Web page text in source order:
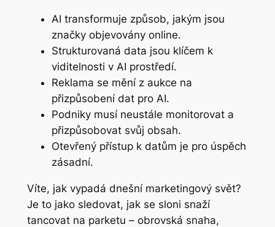
AI transformuje způsob, jakým jsou
značky objevovány online.
Strukturovaná data jsou klíčem k
viditelnosti v AI prostředí.
Reklama se mění z aukce na
přizpůsobení dat pro AI.
Podniky musí neustále monitorovat a
přizpůsobovat svůj obsah.
Otevřený přístup k datům je pro úspěch
zásadní.
Víte, jak vypadá dnešní marketingový svět?
Je to jako sledovat, jak se sloni snaží
tancovat na parketu – obrovská snaha,